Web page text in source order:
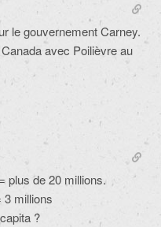
le gouvernement Carney.
avec Poilièvre au
plus de 20 millions.
3 millions
?